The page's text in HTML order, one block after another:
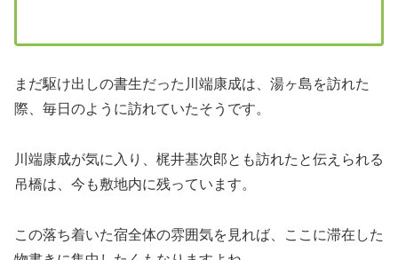
まだ駆け出しの書生だった川端康成は、湯ヶ島を訪れた
際、毎日のように訪れていたそうです。
川端康成が気に入り、梶井基次郎とも訪れたと伝えられる
吊橋は、今も敷地内に残っています。
この落ち着いた宿全体の雰囲気を見れば、ここに滞在した